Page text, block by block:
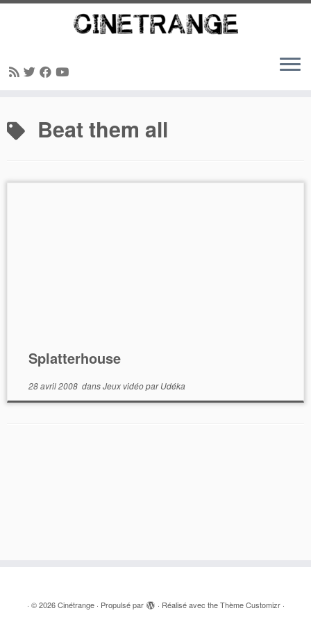
au
contenuBeat them all
Splatterhouse
28 avril 2008dansJeux vidéoparUdéka
· © 2026 Cinétrange· Propulsé par · Réalisé avec theThème Customizr·